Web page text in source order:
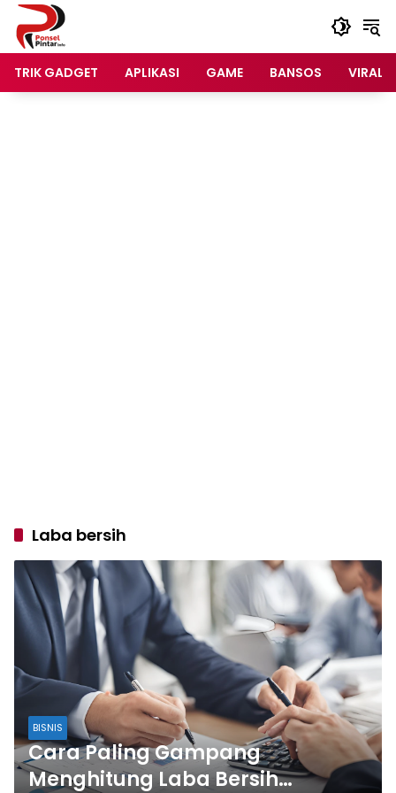
Langsung
konten
TRIK GADGET
APLIKASI GAME BANSOS VIRAL
Laba bersih
BISNIS
Cara Paling Gampang
Menghitung Laba Bersih